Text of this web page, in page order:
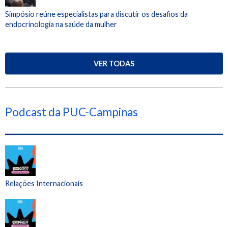
Simpósio reúne especialistas para discutir os desafios da
endocrinologia na saúde da mulher
VER TODAS
Podcast da PUC-Campinas
Relações Internacionais